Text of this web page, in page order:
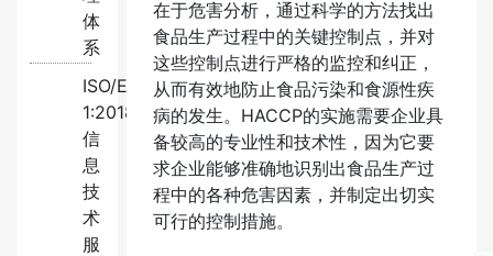
体
系
ISO/EC20000-
1:2018
信
息
技
术
服
在于危害分析，通过科学的方法找出
食品生产过程中的关键控制点，并对
这些控制点进行严格的监控和纠正，
从而有效地防止食品污染和食源性疾
病的发生。HACCP的实施需要企业具
备较高的专业性和技术性，因为它要
求企业能够准确地识别出食品生产过
程中的各种危害因素，并制定出切实
可行的控制措施。